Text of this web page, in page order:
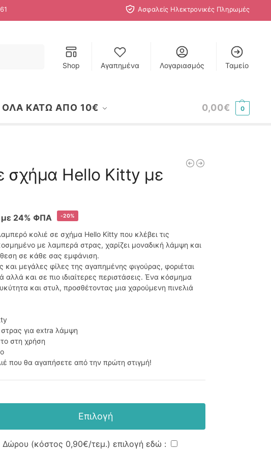
Ασφαλείς Ηλεκτρονικές Πληρωμές
Shop Αγαπημένα Λογαριασμός Ταμείο
ΟΛΑ ΚΑΤΩ ΑΠΟ 10€ 0,00€ 0
σχήμα Hello Kitty με
με 24% ΦΠΑ -20%
κολιέ σε σχήμα Hello Kitty που κλέβει τις
με λαμπερά στρας, χαρίζει μοναδική λάμψη και
σε κάθε σας εμφάνιση.
και μεγάλες φίλες της αγαπημένης φιγούρας, φοριέται
αλλά και σε πιο ιδιαίτερες περιστάσεις. Ένα κόσμημα
και στυλ, προσθέτοντας μια χαρούμενη πινελιά
για extra λάμψη
στη χρήση
που θα αγαπήσετε από την πρώτη στιγμή!
Επιλογή
Δώρου (κόστος 0,90€/τεμ.) επιλογή εδώ :